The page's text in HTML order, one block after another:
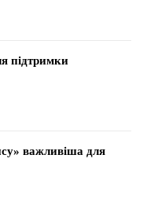
підтримки
важливіша для